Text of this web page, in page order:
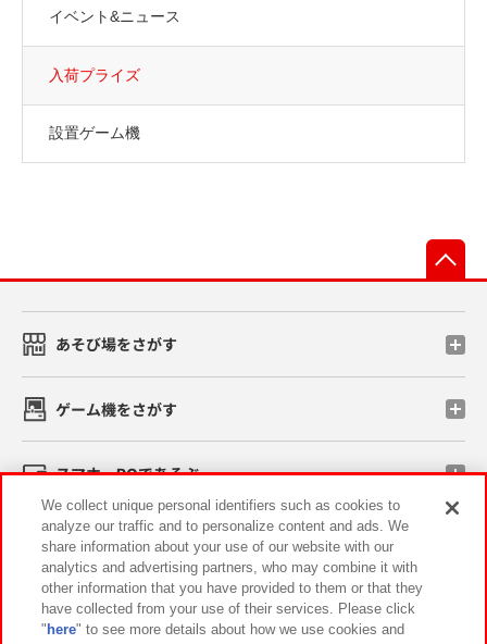
イベント&ニュース
入荷プライズ
設置ゲーム機
あそび場をさがす
ゲーム機をさがす
スマホ・PCであそぶ
イベント・キャンペーン
We collect unique personal identifiers such as cookies to
analyze our traffic and to personalize content and ads. We
share information about your use of our website with our
analytics and advertising partners, who may combine it with
other information that you have provided to them or that they
have collected from your use of their services. Please click
" here" to see more details about how we use cookies and